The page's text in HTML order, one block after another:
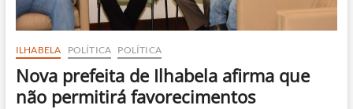
ILHABELA POLÍTICA POLÍTICA
Nova prefeita de Ilhabela afirma que
não permitirá favorecimentos